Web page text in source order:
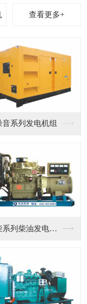
查看更多+
沃尔沃系列柴油发电机...